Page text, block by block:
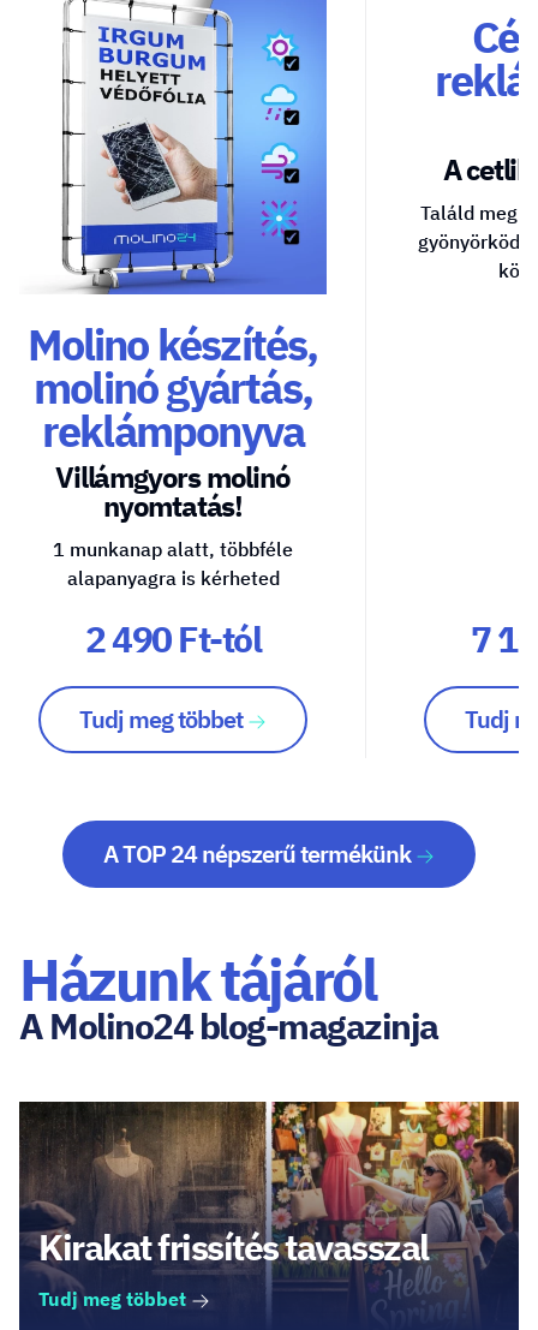
Molino készítés,
molinó gyártás,
reklámponyva
Villámgyors molinó
nyomtatás!
1 munkanap alatt, többféle
alapanyagra is kérheted
2 490 Ft-tól
Tudj meg többet
A
Találd meg
7
Tudj
A TOP 24 népszerű termékünk
Házunk tájáról
A Molino24 blog-magazinja
Kirakat frissítés tavasszal
Tudj meg többet